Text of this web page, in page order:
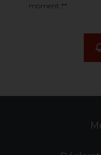
moment.**